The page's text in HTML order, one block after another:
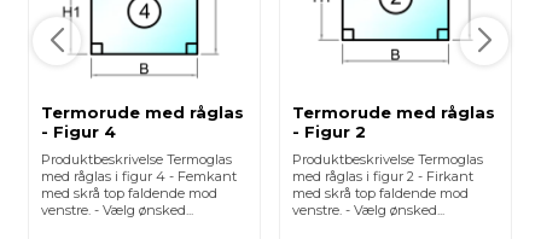
Termorude med råglas
- Figur 4
Produktbeskrivelse Termoglas
med råglas i figur 4 - Femkant
med skrå top faldende mod
venstre. - Vælg ønsked...
Termorude med råglas
- Figur 2
Produktbeskrivelse Termoglas
med råglas i figur 2 - Firkant
med skrå top faldende mod
venstre. - Vælg ønsked...